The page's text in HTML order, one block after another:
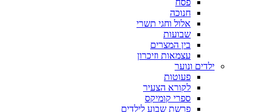
פסח
חנוכה
אלול וחגי תשרי
שבועות
בין המצרים
עצמאות וזיכרון
ילדים ונוער
פעוטות
לקורא הצעיר
ספרי קומיקס
פרשת שבוע לילדים